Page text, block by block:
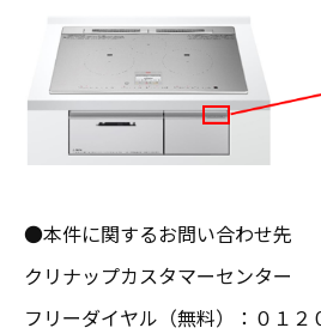
●本件に関するお問い合わせ先
クリナップカスタマーセンター
フリーダイヤル（無料）：０１２